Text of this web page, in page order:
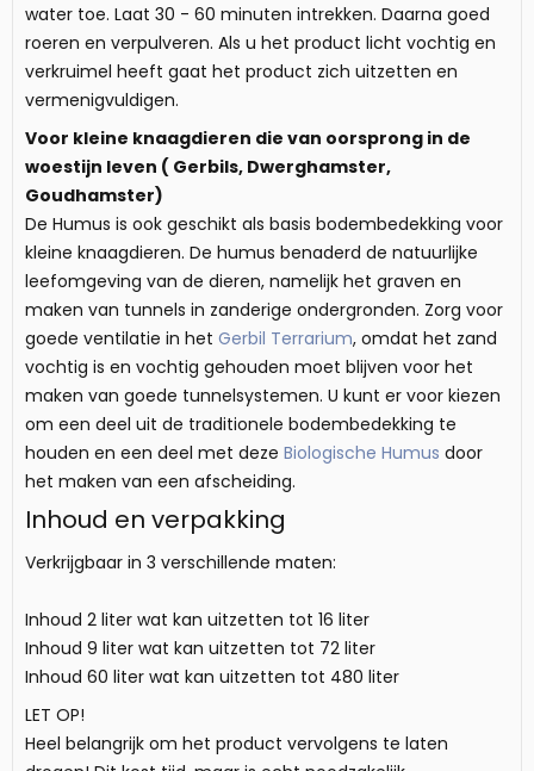
water toe. Laat 30 - 60 minuten intrekken. Daarna goed
roeren en verpulveren. Als u het product licht vochtig en
verkruimel heeft gaat het product zich uitzetten en
vermenigvuldigen.
Voor kleine knaagdieren die van oorsprong in de
woestijn leven ( Gerbils, Dwerghamster,
Goudhamster)
De Humus is ook geschikt als basis bodembedekking voor
kleine knaagdieren. De humus benaderd de natuurlijke
leefomgeving van de dieren, namelijk het graven en
maken van tunnels in zanderige ondergronden. Zorg voor
goede ventilatie in het Gerbil Terrarium, omdat het zand
vochtig is en vochtig gehouden moet blijven voor het
maken van goede tunnelsystemen. U kunt er voor kiezen
om een deel uit de traditionele bodembedekking te
houden en een deel met deze Biologische Humus door
het maken van een afscheiding.
Inhoud en verpakking
Verkrijgbaar in 3 verschillende maten:
Inhoud 2 liter wat kan uitzetten tot 16 liter
Inhoud 9 liter wat kan uitzetten tot 72 liter
Inhoud 60 liter wat kan uitzetten tot 480 liter
LET OP!
Heel belangrijk om het product vervolgens te laten